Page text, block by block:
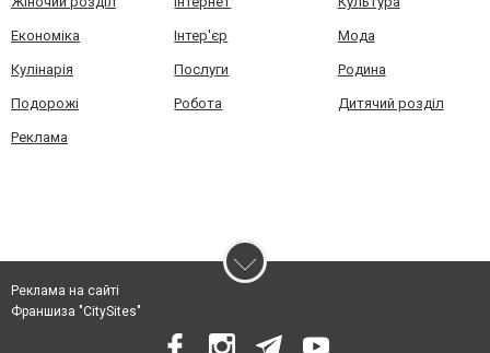
Економіка Інтер'єр Мода
Кулінарія Послуги Родина
Подорожі Робота Дитячий розділ
Реклама
Реклама на сайті
Франшиза "CitySites"